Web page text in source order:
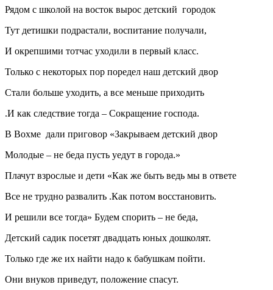
Рядом с школой на восток вырос детский городок
Тут детишки подрастали, воспитание получали,
И окрепшими тотчас уходили в первый класс.
Только с некоторых пор поредел наш детский двор
Стали больше уходить, а все меньше приходить
.И как следствие тогда – Сокращение господа.
В Вохме дали приговор «Закрываем детский двор
Молодые – не беда пусть уедут в города.»
Плачут взрослые и дети «Как же быть ведь мы в ответе
Все не трудно развалить .Как потом восстановить.
И решили все тогда» Будем спорить – не беда,
Детский садик посетят двадцать юных дошколят.
Только где же их найти надо к бабушкам пойти.
Они внуков приведут, положение спасут.